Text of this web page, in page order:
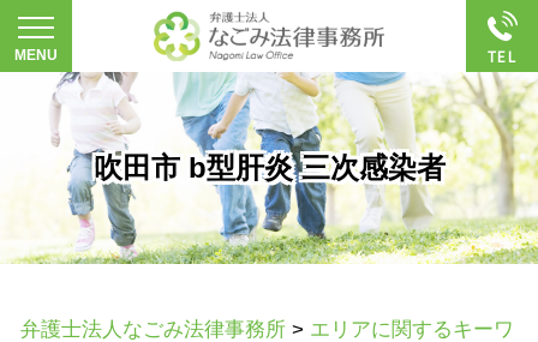
吹田市 b型肝炎 三次感染者
弁護士法人なごみ法律事務所 > エリアに関するキーワ